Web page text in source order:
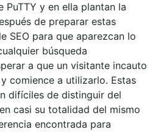
PuTTY y en ella plantan la
de preparar estas
SEO para que aparezcan lo
búsqueda
a que un visitante incauto
comience a utilizarlo. Estas
difíciles de distinguir del
casi su totalidad del mismo
encontrada para